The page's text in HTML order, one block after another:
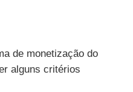
de monetização do
alguns critérios